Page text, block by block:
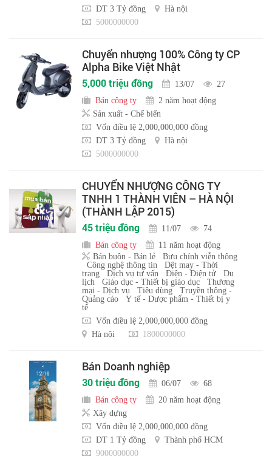
DT 3 Tỷ đồng
Hà nội
5000000000
Chuyển nhượng 100% Công ty CP
Alpha Bike Việt Nhật
5,000 triệu đồng 13/07
27
Bán công ty
2 năm hoạt động
Sản xuất - Chế biến
Vốn điều lệ 2,000,000,000 đồng
DT 3 Tỷ đồng
Hà nội
5000000000
CHUYỂN NHƯỢNG CÔNG TY
TNHH 1 THÀNH VIÊN – HÀ NỘI
(THÀNH LẬP 2015)
45 triệu đồng 11/07
74
Bán công ty
11 năm hoạt động
Bán buôn - Bán lẻ
Bưu chính viễn thông
Công nghệ thông tin
Dệt may - Thời
trang
Dịch vụ tư vấn Điện - Điện tử
Du
lịch
Giáo dục - Thiết bị giáo dục
Thương
mại - Dịch vụ
Tiêu dùng
Truyền thông -
Quảng cáo
Y tế - Dược phẩm - Thiết bị y
tế
Vốn điều lệ 2,000,000,000 đồng
Hà nội
1800000000
Bán Doanh nghiệp
30 triệu đồng 06/07
68
Bán công ty
20 năm hoạt động
Xây dựng
Vốn điều lệ 2,000,000,000 đồng
DT 1 Tỷ đồng
Thành phố HCM
9000000000